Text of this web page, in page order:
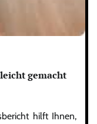
gemacht
hilft Ihnen,